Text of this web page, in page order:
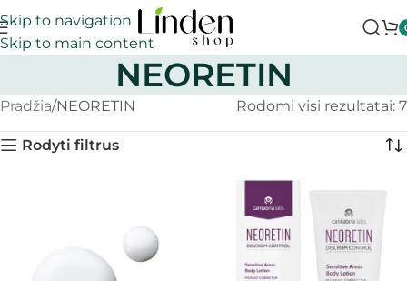
Skip to navigation
Skip to main content
NEORETIN
Pradžia NEORETIN Rodomi visi rezultatai: 7
Rodyti filtrus